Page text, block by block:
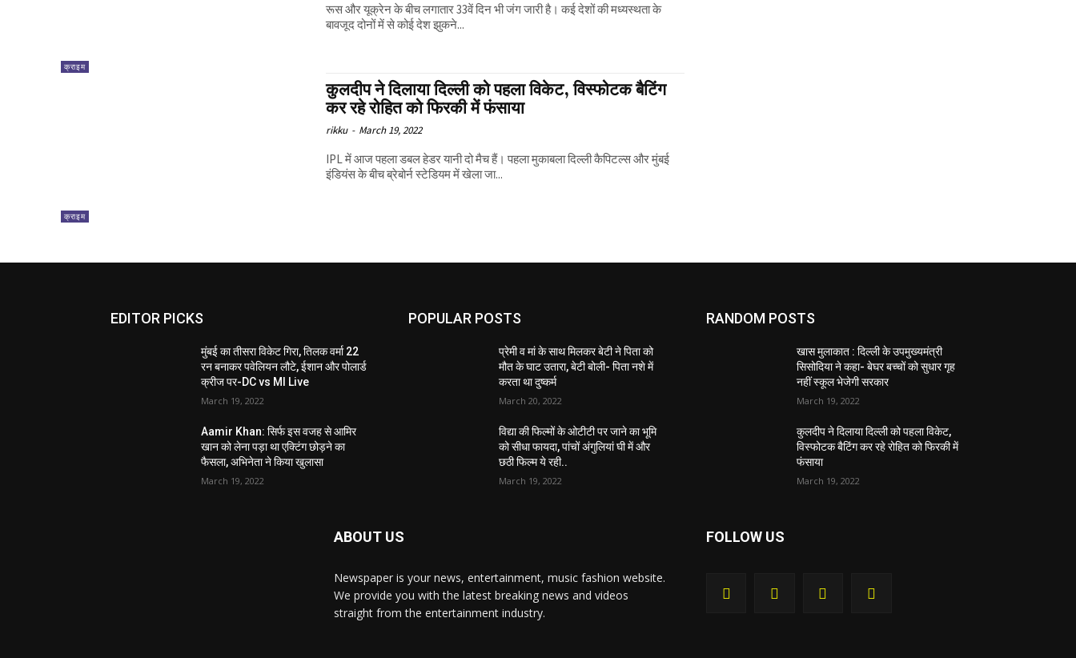
क्राइम
रूस और यूक्रेन के बीच लगातार 33वें दिन भी जंग जारी है। कई देशों की मध्यस्थता के
बावजूद दोनों में से कोई देश झुकने...
क्राइम
कुलदीप ने दिलाया दिल्ली को पहला विकेट, विस्फोटक बैटिंग
कर रहे रोहित को फिरकी में फंसाया
rikku - March 19, 2022
IPL में आज पहला डबल हेडर यानी दो मैच हैं। पहला मुकाबला दिल्ली कैपिटल्स और मुंबई
इंडियंस के बीच ब्रेबोर्न स्टेडियम में खेला जा...
EDITOR PICKS
मुंबई का तीसरा विकेट गिरा, तिलक वर्मा 22
रन बनाकर पवेलियन लौटे, ईशान और पोलार्ड
क्रीज पर-DC vs MI Live
March 19, 2022
Aamir Khan: सिर्फ इस वजह से आमिर
खान को लेना पड़ा था एक्टिंग छोड़ने का
फैसला, अभिनेता ने किया खुलासा
March 19, 2022
POPULAR POSTS
प्रेमी व मां के साथ मिलकर बेटी ने पिता को
मौत के घाट उतारा, बेटी बोली- पिता नशे में
करता था दुष्कर्म
March 20, 2022
विद्या की फिल्मों के ओटीटी पर जाने का भूमि
को सीधा फायदा, पांचों अंगुलियां घी में और
छठी फिल्म ये रही..
March 19, 2022
RANDOM POSTS
खास मुलाकात : दिल्ली के उपमुख्यमंत्री
सिसोदिया ने कहा- बेघर बच्चों को सुधार गृह
नहीं स्कूल भेजेगी सरकार
March 19, 2022
कुलदीप ने दिलाया दिल्ली को पहला विकेट,
विस्फोटक बैटिंग कर रहे रोहित को फिरकी में
फंसाया
March 19, 2022
ABOUT US
Newspaper is your news, entertainment, music fashion website.
We provide you with the latest breaking news and videos
straight from the entertainment industry.
FOLLOW US